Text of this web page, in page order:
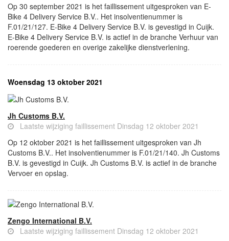
Op 30 september 2021 is het faillissement uitgesproken van E-
Bike 4 Delivery Service B.V.. Het insolventienummer is
F.01/21/127. E-Bike 4 Delivery Service B.V. is gevestigd in Cuijk.
E-Bike 4 Delivery Service B.V. is actief in de branche Verhuur van
roerende goederen en overige zakelijke dienstverlening.
Woensdag 13 oktober 2021
Jh Customs B.V.
Laatste wijziging faillissement Dinsdag 12 oktober 2021
Op 12 oktober 2021 is het faillissement uitgesproken van Jh
Customs B.V.. Het insolventienummer is F.01/21/140. Jh Customs
B.V. is gevestigd in Cuijk. Jh Customs B.V. is actief in de branche
Vervoer en opslag.
Zengo International B.V.
Laatste wijziging faillissement Dinsdag 12 oktober 2021